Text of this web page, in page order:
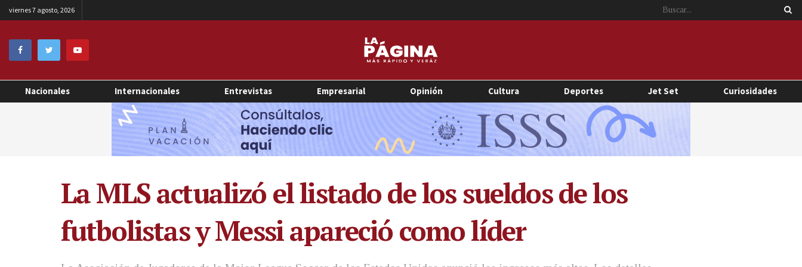
viernes 7 agosto, 2026
Nacionales Internacionales Entrevistas Empresarial Opinión Cultura Deportes Jet Set Curiosidades
La MLS actualizó el listado de los sueldos de los
futbolistas y Messi apareció como líder